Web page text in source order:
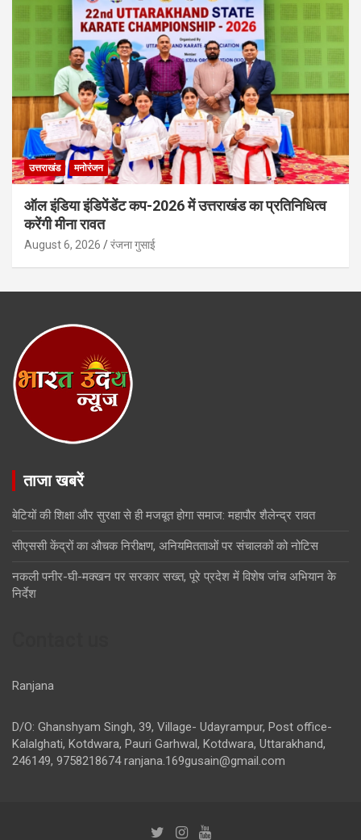
उत्तराखंड मनोरंजन
ऑल इंडिया इंडिपेंडेंट कप-2026 में उत्तराखंड का प्रतिनिधित्व
करेंगी मीना रावत
August 6, 2026 रंजना गुसाई
ताजा खबरें
बेटियों की शिक्षा और सुरक्षा से ही मजबूत होगा समाज: महापौर शैलेन्द्र रावत
सीएससी केंद्रों का औचक निरीक्षण, अनियमितताओं पर संचालकों को नोटिस
नकली पनीर-घी-मक्खन पर सरकार सख्त, पूरे प्रदेश में विशेष जांच अभियान के
निर्देश
Ranjana
D/O: Ghanshyam Singh, 39, Village- Udayrampur, Post office-
Kalalghati, Kotdwara, Pauri Garhwal, Kotdwara, Uttarakhand,
246149, 9758218674ranjana.169gusain@gmail.com